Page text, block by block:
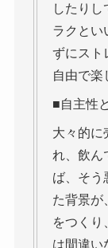
したり
ラクとい
ずにスト
自由で楽
■自主性
大々的に
れ、飲ん
ば、そう
た背景が
をつくり
は間違い